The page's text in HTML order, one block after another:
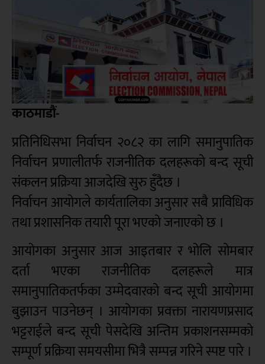
काठमाडौं-
प्रतिनिधिसभा निर्वाचन २०८२ का लागि समानुपातिक
निर्वाचन प्रणालीतर्फ राजनीतिक दलहरूको बन्द सूची
संकलन प्रक्रिया आजदेखि सुरु हुँदैछ ।
निर्वाचन आयोगले कार्यतालिका अनुसार सबै प्राविधिक
तथा प्रशासनिक तयारी पूरा भएको जनाएको छ ।
आयोगका अनुसार आज आइतबार र भोलि सोमबार
दर्ता भएका राजनीतिक दलहरूले मात्र
समानुपातिकतर्फका उम्मेदवारको बन्द सूची आयोगमा
बुझाउन पाउनेछन् । आयोगका प्रवक्ता नारायणप्रसाद
भट्टराईले बन्द सूची पेसदेखि अन्तिम प्रकाशनसम्मको
सम्पूर्ण प्रक्रिया समयसीमा भित्रै सम्पन्न गरिने स्पष्ट पारे ।